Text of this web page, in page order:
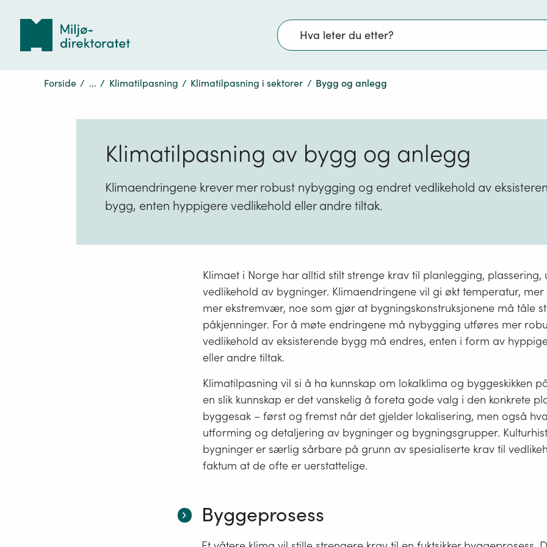
Søk
Forside / ... / Klimatilpasning / Klimatilpasning i sektorer / Bygg og anlegg
Klimatilpasning av bygg og anlegg
Klimaendringene krever mer robust nybygging og endret vedlikehold av
bygg, enten hyppigere vedlikehold eller andre tiltak.
Klimaet i Norge har alltid stilt strenge krav til planlegging, plassering,
vedlikehold av bygninger. Klimaendringene vil gi økt temperatur,
mer ekstremvær, noe som gjør at bygningskonstruksjonene må tåle
påkjenninger. For å møte endringene må nybygging utføres mer
vedlikehold av eksisterende bygg må endres, enten i form av
eller andre tiltak.
Klimatilpasning vil si å ha kunnskap om lokalklima og byggeskikken
en slik kunnskap er det vanskelig å foreta gode valg i den konkrete
byggesak – først og fremst når det gjelder lokalisering, men også
utforming og detaljering av bygninger og bygningsgrupper.
bygninger er særlig sårbare på grunn av spesialiserte krav til
faktum at de ofte er uerstattelige.
Byggeprosess